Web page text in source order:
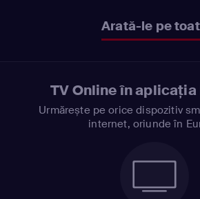
Arată-le pe
TV Online în aplicația
Urmărește pe orice dispozitiv
internet, oriunde în